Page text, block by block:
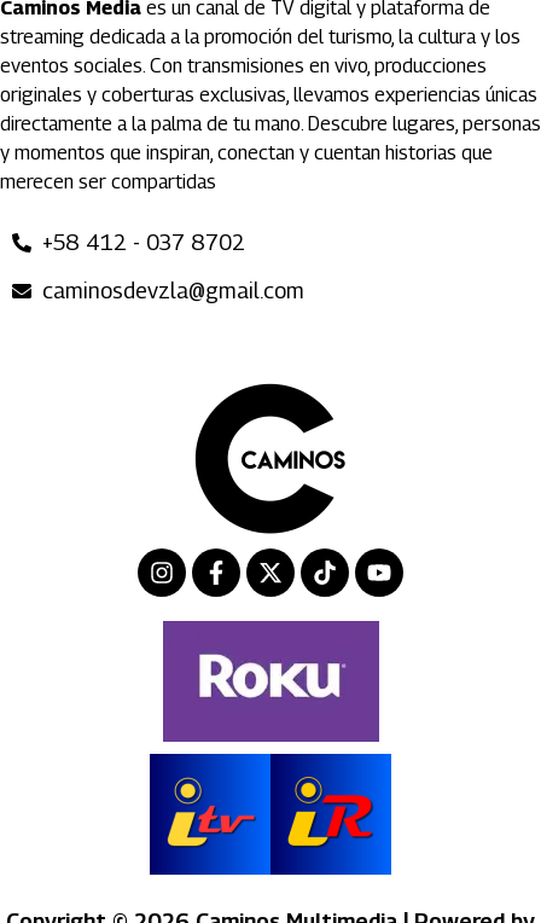
una visita
al
balneario
Las
Mayitas y
Cascada
recorrido
acompañado
Caminos Media es un canal de TV digital y plataforma de
streaming dedicada a la promoción del turismo, la cultura y los
eventos sociales. Con transmisiones en vivo, producciones
originales y coberturas exclusivas, llevamos experiencias únicas
directamente a la palma de tu mano. Descubre lugares, personas
y momentos que inspiran, conectan y cuentan historias que
merecen ser compartidas
+58 412 - 037 8702
caminosdevzla@gmail.com